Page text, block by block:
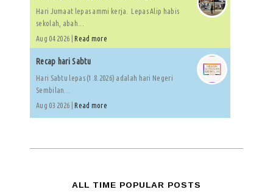
Hari Jumaat lepas ammi kerja. Lepas Alip habis
sekolah, abah...
Aug 04 2026 | Read more
Recap hari Sabtu
Hari Sabtu lepas (1.8.2026) adalah hari Negeri
Sembilan...
Aug 03 2026 | Read more
ALL TIME POPULAR POSTS